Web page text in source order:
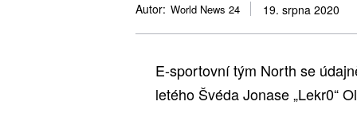
Autor: World News 24 19. srpna 2020
E-sportovní tým North se
letého Švéda Jonase „Lekr0“